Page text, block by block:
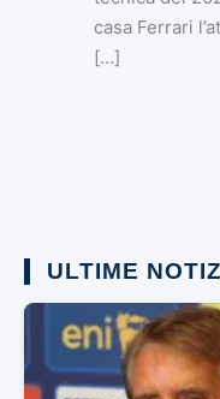
casa Ferrari
[…]
ULTIME